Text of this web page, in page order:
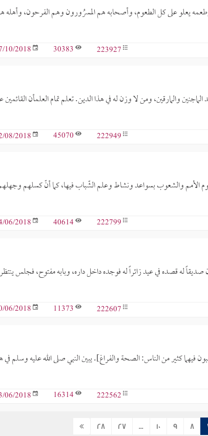
يعلو على كل الطعوم، وأصحابه هم المسرُورون وهم الفرحون، وأهله
223927
30383
10/2018
والمارقين، ومن لا وزن له في هذا الدين. تعلم تمام العلمأن القائمين
222949
45070
08/2018
والشعوب بسواعد ونشاط وعلم الشّباب فيها، كما أنّ كسلهم
222799
40614
06/2018
المعروف بابن المكوي عاش بين عامي (324- 401هـ) ذكر أن صديقاً له قصده في عيد زائراً له فوجده داخل داره، وبابه مفتوح، فجلس
222607
11373
06/2018
كثير من الناس: الصحة والفراغ]. يبين النبي صلى الله عليه وسلم في
222562
16314
06/2018
8
9
10
...
27
28